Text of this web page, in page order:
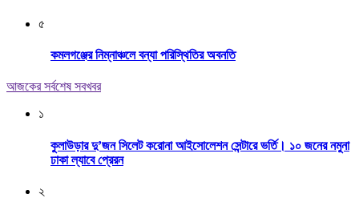
৫
কমলগঞ্জের নিম্নাঞ্চলে বন্যা পরিস্থিতির অবনতি
আজকের সর্বশেষ সবখবর
১
কুলাউড়ার দু’জন সিলেট করোনা আইসোলেশন সেন্টারে ভর্তি। ১০ জনের নমুনা
ঢাকা ল্যাবে প্রেরন
২